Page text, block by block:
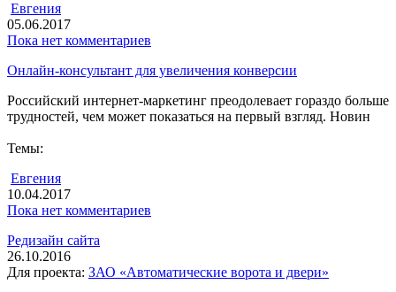
Евгения
05.06.2017
Пока нет комментариев
Онлайн-консультант для увеличения конверсии
Российский интернет-маркетинг преодолевает гораздо больше
трудностей, чем может показаться на первый взгляд. Новин
Темы:
Евгения
10.04.2017
Пока нет комментариев
Редизайн сайта
26.10.2016
Для проекта: ЗАО «Автоматические ворота и двери»